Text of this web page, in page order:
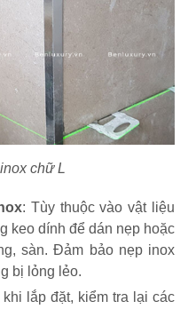
chữ L
: Tùy thuộc vào vật liệu
keo dính để dán nẹp hoặc
sàn. Đảm bảo nẹp inox
bị lỏng lẻo.
khi lắp đặt, kiểm tra lại các